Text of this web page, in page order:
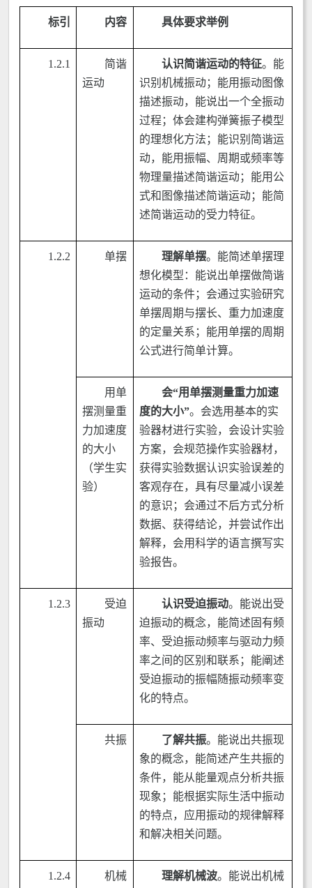
标引 内容 具体要求举例
1.2.1
简谐
运动
认识简谐运动的特征。能
识别机械振动；能用振动图像
描述振动，能说出一个全振动
过程；体会建构弹簧振子模型
的理想化方法；能识别简谐运
动，能用振幅、周期或频率等
物理量描述简谐运动；能用公
式和图像描述简谐运动；能简
述简谐运动的受力特征。
1.2.2 单摆 理解单摆。能简述单摆理
想化模型：能说出单摆做简谐
运动的条件；会通过实验研究
单摆周期与摆长、重力加速度
的定量关系；能用单摆的周期
公式进行简单计算。
用单
摆测量重
力加速度
的大小
（学生实
验）
会“用单摆测量重力加速
度的大小”。会选用基本的实
验器材进行实验，会设计实验
方案，会规范操作实验器材，
获得实验数据认识实验误差的
客观存在，具有尽量减小误差
的意识；会通过不后方式分析
数据、获得结论，并尝试作出
解释，会用科学的语言撰写实
验报告。
1.2.3
受迫
振动
认识受迫振动。能说出受
迫振动的概念，能简述固有频
率、受迫振动频率与驱动力频
率之间的区别和联系；能阐述
受迫振动的振幅随振动频率变
化的特点。
共振 了解共振。能说出共振现
象的概念，能简述产生共振的
条件，能从能量观点分析共振
现象；能根据实际生活中振动
的特点，应用振动的规律解释
和解决相关问题。
1.2.4
机械
理解机械波。能说出机械